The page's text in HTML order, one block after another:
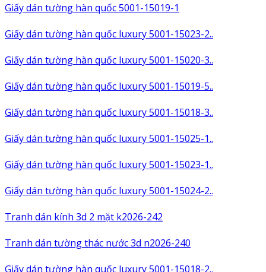
Giấy dán tường hàn quốc 5001-15019-1
Giấy dán tường hàn quốc luxury 5001-15023-2..
Giấy dán tường hàn quốc luxury 5001-15020-3..
Giấy dán tường hàn quốc luxury 5001-15019-5..
Giấy dán tường hàn quốc luxury 5001-15018-3..
Giấy dán tường hàn quốc luxury 5001-15025-1..
Giấy dán tường hàn quốc luxury 5001-15023-1..
Giấy dán tường hàn quốc luxury 5001-15024-2..
Tranh dán kính 3d 2 mặt k2026-242
Tranh dán tường thác nước 3d n2026-240
Giấy dán tường hàn quốc luxury 5001-15018-2..